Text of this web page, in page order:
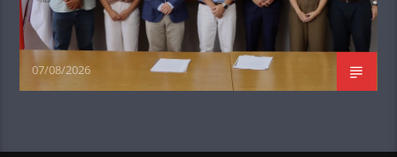
07/08/2026